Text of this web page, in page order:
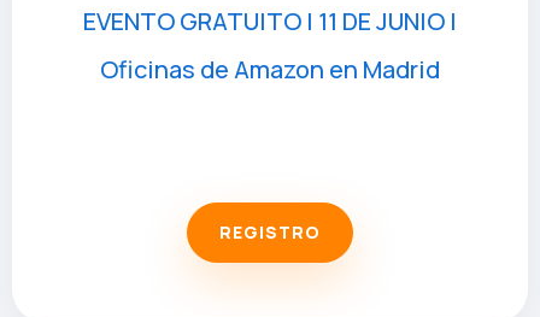
EVENTO GRATUITO | 11 DE JUNIO |
Oficinas de Amazon en Madrid
REGISTRO